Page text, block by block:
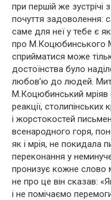
при першій же
почуття задоволення:
саме для неї у тебе є
про М.Коцюбинського
сприйматися може
достоїнства було
любов’ю до людей.
М.Коцюбинський мріяв
реакції, столипінських
і жорстокостей
всенародного горя,
як і мрія, не покидала
переконання у
пронизує кожне слово
не про це він сказав:
і не помічаємо